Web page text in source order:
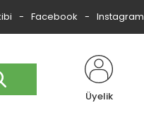
Facebook Instagram
Üyelik